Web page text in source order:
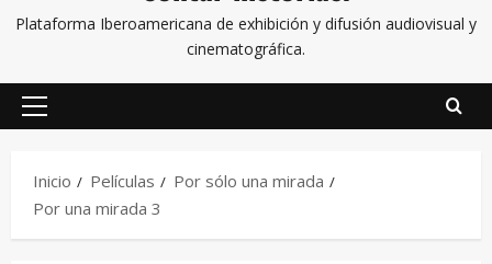
Plataforma Iberoamericana de exhibición y difusión audiovisual y
cinematográfica.
Inicio Películas
Por sólo una mirada
Por una mirada 3